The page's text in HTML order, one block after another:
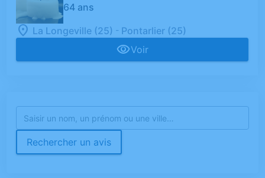
64 ans
La Longeville (25) - Pontarlier (25)
Voir
Rechercher un avis